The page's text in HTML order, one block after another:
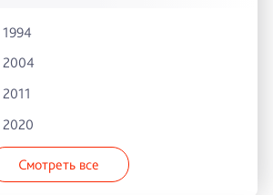
1994
2004
2011
2020
Смотреть все